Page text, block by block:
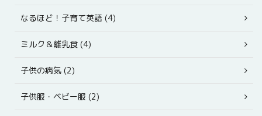
なるほど！子育て英語 (4)
ミルク＆離乳食 (4)
子供の病気 (2)
子供服・ベビー服 (2)